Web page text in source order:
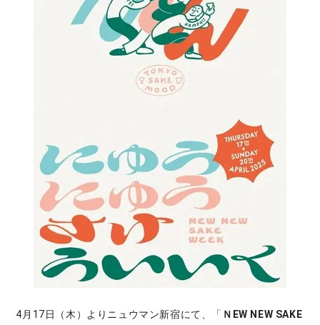
4月17日（木）よりニュウマン新宿にて、「 ＮEW NEW SAKE